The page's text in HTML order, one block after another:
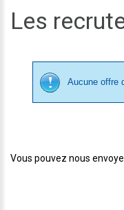
Les
Aucune offre
Vous pouvez nous